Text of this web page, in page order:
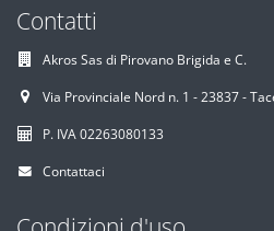
Contatti
Akros Sas di Pirovano Brigida e C.
Via Provinciale Nord n. 1 - 23837 -
P. IVA 02263080133
Contattaci